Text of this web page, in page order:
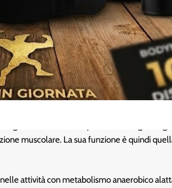
200 mesh.
sintetizzato a partire da L-arginina,
muscolare. La sua funzione è quindi
attività con metabolismo anaerobico